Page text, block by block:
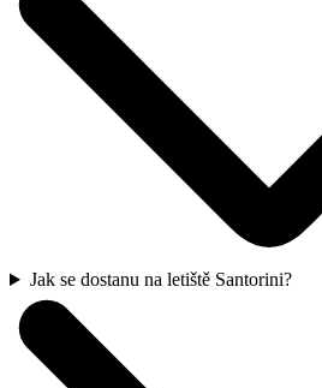
Jak se dostanu na letiště Santorini?